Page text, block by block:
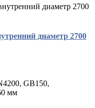
диаметр 2700